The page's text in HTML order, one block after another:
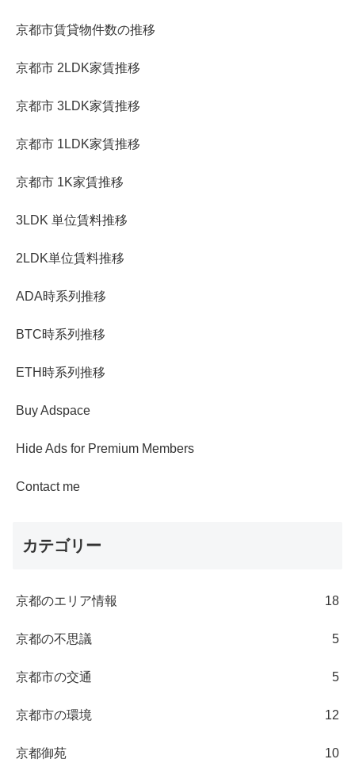
京都市賃貸物件数の推移
京都市 2LDK家賃推移
京都市 3LDK家賃推移
京都市 1LDK家賃推移
京都市 1K家賃推移
3LDK 単位賃料推移
2LDK単位賃料推移
ADA時系列推移
BTC時系列推移
ETH時系列推移
Buy Adspace
Hide Ads for Premium Members
Contact me
カテゴリー
京都のエリア情報 18
京都の不思議 5
京都市の交通 5
京都市の環境 12
京都御苑 10